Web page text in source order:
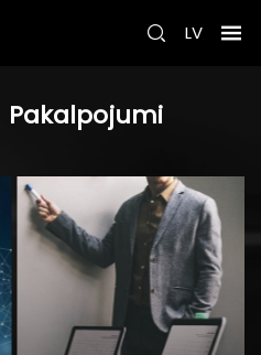
LV
Pakalpojumi